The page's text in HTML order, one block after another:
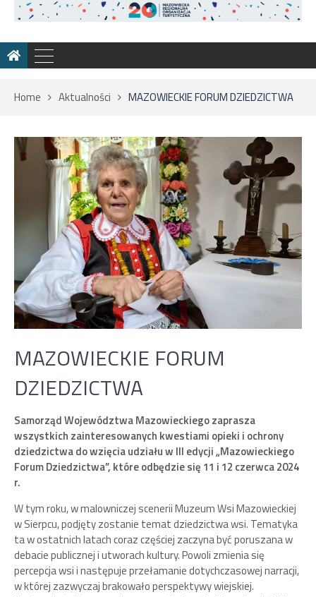
Home Aktualności MAZOWIECKIE FORUM DZIEDZICTWA
MAZOWIECKIE FORUM
DZIEDZICTWA
Samorząd Województwa Mazowieckiego zaprasza
wszystkich zainteresowanych kwestiami opieki i ochrony
dziedzictwa do wzięcia udziału w III edycji „Mazowieckiego
Forum Dziedzictwa”, które odbędzie się 11 i 12 czerwca 2024
r.
W tym roku, w malowniczej scenerii Muzeum Wsi Mazowieckiej
w Sierpcu, podjęty zostanie temat dziedzictwa wsi. Tematyka
ta w ostatnich latach coraz częściej zaczyna być poruszana w
debacie publicznej i utworach kultury. Powoli zmienia się
percepcja wsi i następuje przełamanie dotychczasowej narracji,
w której zazwyczaj brakowało perspektywy wiejskiej.